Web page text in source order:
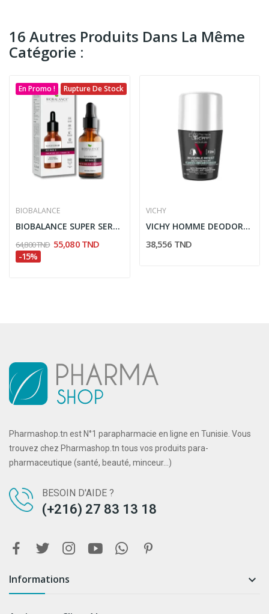
16 Autres Produits Dans La Même
Catégorie :
En Promo ! Rupture De Stock
BIOBALANCE
BIOBALANCE SUPER SERUM RETINOL'E 30ML
64,800 TND 55,080 TND
-15%
VICHY
VICHY HOMME DEODORANT INVISIBLE RESIST...
38,556 TND
Pharmashop.tn est N°1 parapharmacie en ligne en Tunisie. Vous
trouvez chez Pharmashop.tn tous vos produits para-
pharmaceutique (santé, beauté, minceur...)
BESOIN D'AIDE ?
(+216) 27 83 13 18
Informations 